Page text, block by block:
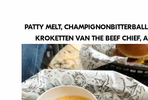
PATTY MELT,
KROKETTEN VAN THE BEEF CHIEF,